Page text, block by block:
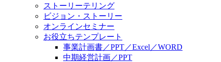
ストーリーテリング
ビジョン・ストーリー
オンラインセミナー
お役立ちテンプレート
事業計画書／PPT／Excel／WORD
中期経営計画／PPT